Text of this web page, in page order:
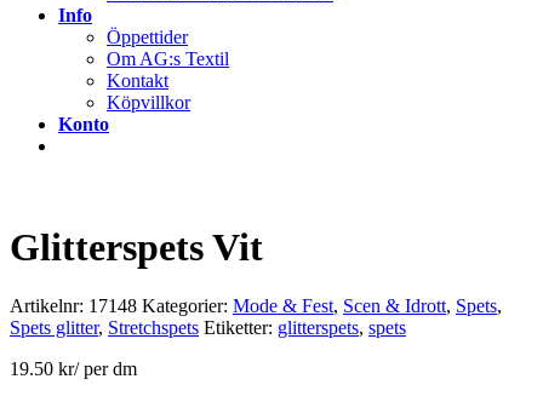
Info
Öppettider
Om AG:s Textil
Kontakt
Köpvillkor
Konto
Glitterspets Vit
Artikelnr: 17148 Kategorier: Mode & Fest, Scen & Idrott, Spets,
Spets glitter, Stretchspets Etiketter: glitterspets, spets
19.50 kr/ per dm